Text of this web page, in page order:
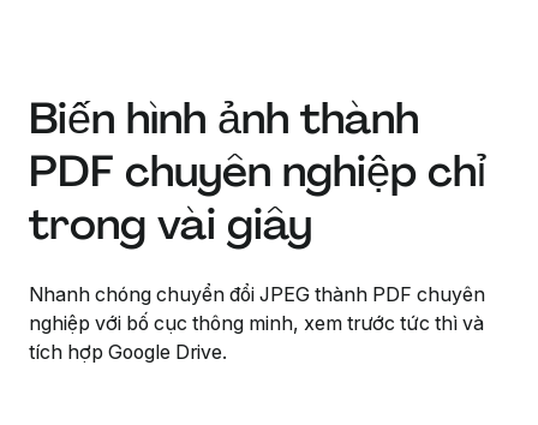
Biến hình ảnh thành
PDF chuyên nghiệp chỉ
trong vài giây
Nhanh chóng chuyển đổi JPEG thành PDF chuyên
nghiệp với bố cục thông minh, xem trước tức thì và
tích hợp Google Drive.